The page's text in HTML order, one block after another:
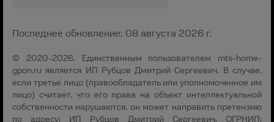
Последнее обновление: 08 августа 2026 г.
© 2020-2026. Единственным пользователем mts-home-
gpon.ru является ИП Рубцов Дмитрий Сергеевич. В случае,
если третье лицо (правообладатель или уполномоченное им
лицо) считает, что его права на объект интеллектуальной
собственности нарушаются, он может направить претензию
по адресу: ИП Рубцов Дмитрий Сергеевич, ОГРНИП: